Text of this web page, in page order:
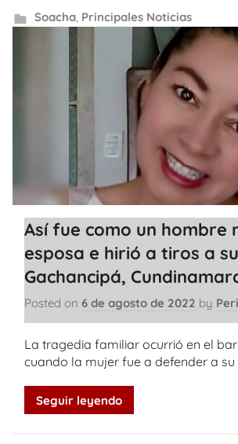
Soacha, Principales Noticias
Así fue como un hombre
esposa e hirió a tiros a
Gachancipá,
Posted on 6 de agosto de 2022 by
La tragedia familiar ocurrió en el
cuando la mujer fue a defender a su
Seguir leyendo